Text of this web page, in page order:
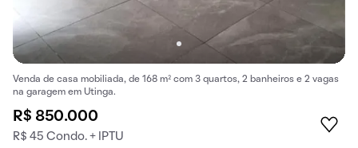
Venda de casa mobiliada, de 168 m² com 3 quartos, 2 banheiros e 2 vagas
na garagem em Utinga.
R$ 850.000
R$ 45 Condo. + IPTU